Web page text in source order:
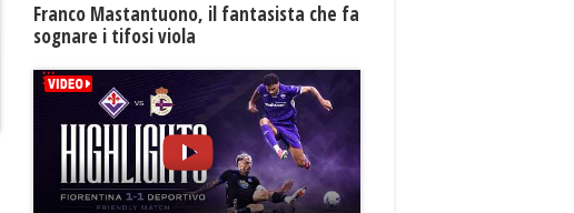
Franco Mastantuono, il fantasista che fa
sognare i tifosi viola